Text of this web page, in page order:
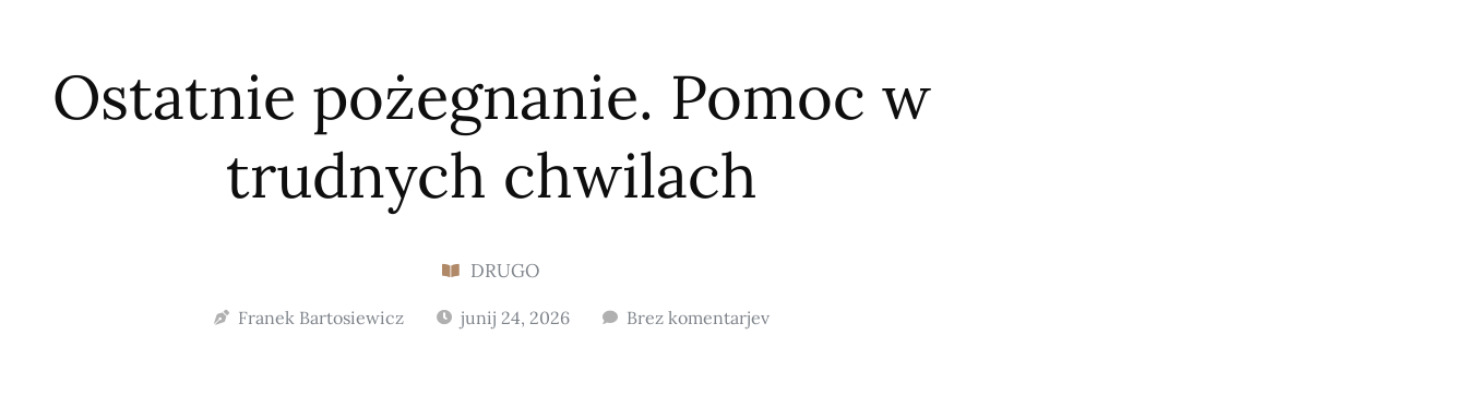
Ostatnie pożegnanie. Pomoc w
trudnych chwilach
DRUGO
Franek Bartosiewicz junij 24, 2026 Brez komentarjev